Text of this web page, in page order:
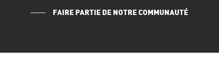
FAIRE PARTIE DE NOTRE COMMUNAUTÉ